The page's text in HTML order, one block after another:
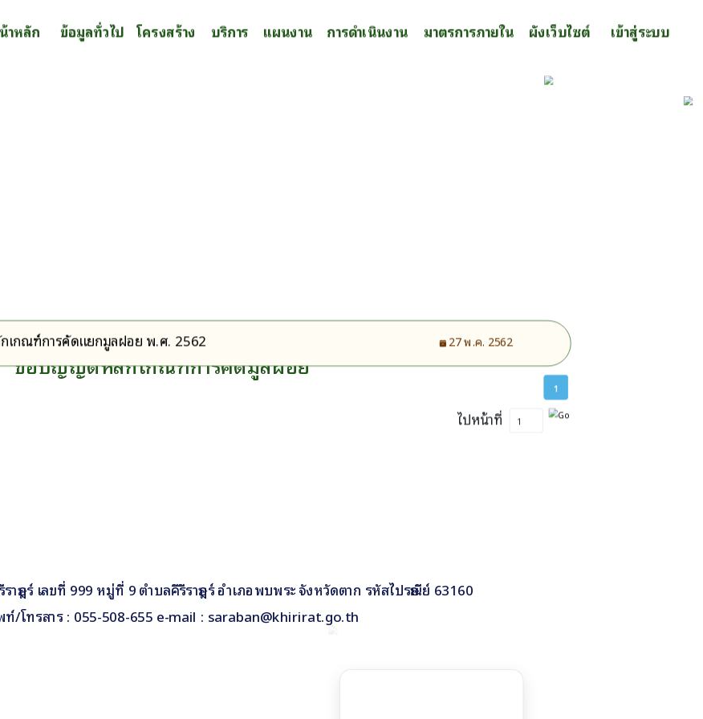
าหลัก ข้อมูลทั่วไป โครงสร้าง บริการ แผนงาน การดำเนินงาน มาตรการภายใน ผังเว็บไซต์ เข้าสู่ระบบ
ข้อบัญญัติหลักเกณฑ์การคัดมูลฝอย
เกณฑ์การคัดแยกมูลฝอย พ.ศ. 2562 27 พ.ค. 2562
1
ไปหน้าที่
าษฎร์ เลขที่ 999 หมู่ที่ 9 ตำบลคีรีราษฎร์ อำเภอพบพระ จังหวัดตาก รหัสไปรษณีย์ 63160
ท์/โทรสาร : 055-508-655 e-mail : saraban@khirirat.go.th